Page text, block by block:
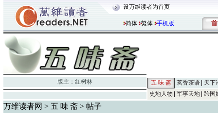
设万维读者为首页
简体 繁体 手机版 首
版主： 红树林 五 味 斋 茗香茶语
天下
史地人物
军事天地 跨国
万维读者网 > 五 味 斋 > 帖子